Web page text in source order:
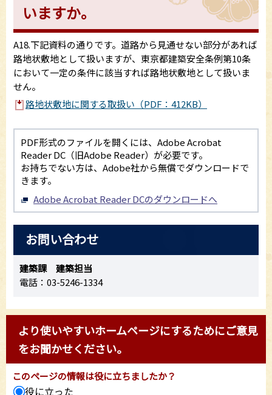
いますか。
A18.下記資料の通りです。道路から見通せない部分があれば
路地状敷地として扱いますが、東京都建築安全条例第10条
において一定の条件に該当すれば路地状敷地として扱いま
せん。
路地状敷地に関する取扱い（PDF：412KB）
PDF形式のファイルを開くには、Adobe Acrobat
Reader DC（旧Adobe Reader）が必要です。
お持ちでない方は、Adobe社から無償でダウンロードで
きます。
Adobe Acrobat Reader DCのダウンロードへ
お問い合わせ
建築課 建築担当
電話：03-5246-1334
より使いやすいホームページにするためにご意見
をお聞かせください。
このページの情報は役に立ちましたか？
役に立った